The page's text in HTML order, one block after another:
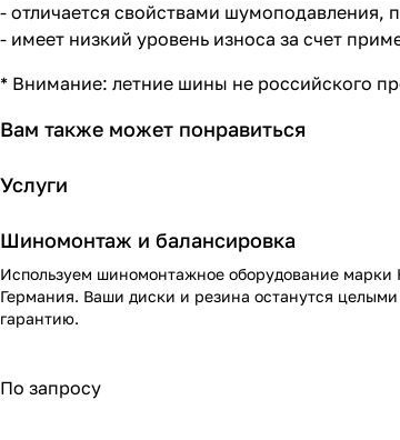
- отличается свойствами
- имеет низкий уровень износа за счет
* Внимание: летние шины не российского
Вам также может понравиться
Услуги
Шиномонтаж и балансировка
Используем шиномонтажное оборудование марки
Германия. Ваши диски и резина останутся
гарантию.
По запросу